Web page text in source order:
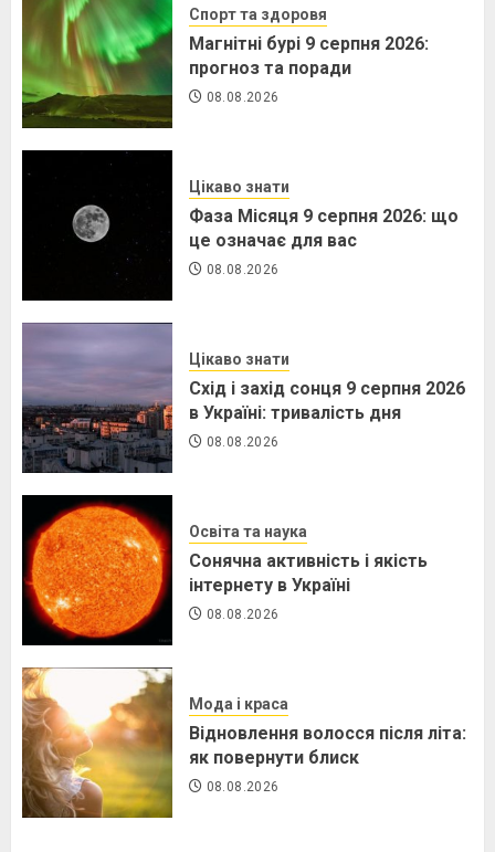
Спорт та здоровя
Магнітні бурі 9 серпня 2026:
прогноз та поради
08.08.2026
Цікаво знати
Фаза Місяця 9 серпня 2026: що
це означає для вас
08.08.2026
Цікаво знати
Схід і захід сонця 9 серпня 2026
в Україні: тривалість дня
08.08.2026
Освіта та наука
Сонячна активність і якість
інтернету в Україні
08.08.2026
Мода і краса
Відновлення волосся після літа:
як повернути блиск
08.08.2026